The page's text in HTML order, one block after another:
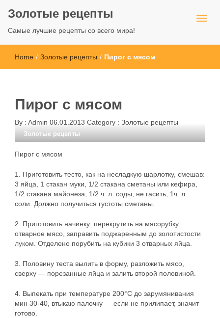
Золотые рецепты
Самые лучшие рецепты со всего мира!
Home / Золотые рецепты / Пирог с мясом
Пирог с мясом
By : Admin 06.01.2013 Category : Золотые рецепты
Золотые рецепты
Пирог с мясом
1. Приготовить тесто, как на несладкую шарлотку, смешав:
3 яйца, 1 стакан муки, 1/2 стакана сметаны или кефира,
1/2 стакана майонеза, 1/2 ч. л. соды, не гасить, 1ч. л.
соли. Должно получиться густоты сметаны.
2. Приготовить начинку: перекрутить на мясорубку
отварное мясо, заправить поджаренным до золотистости
луком. Отделено порубить на кубики 3 отварных яйца.
3. Половину теста вылить в форму, разложить мясо,
сверху — порезанные яйца и залить второй половиной.
4. Выпекать при температуре 200°C до зарумянивания
мин 30-40, втыкаю палочку — если не прилипает, значит
готово.